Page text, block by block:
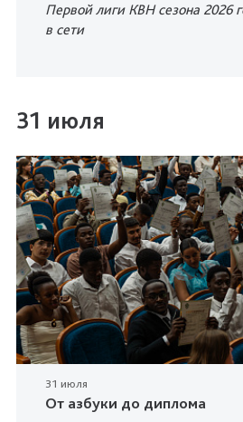
Первой лиги КВН сезона 2026
в сети
31 июля
31 июля
От азбуки до диплома